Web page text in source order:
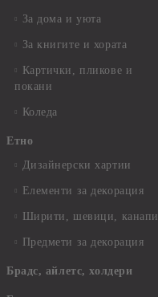
За дома и уюта
За книгите и хората
Картички, пликове и
покани
Коледа
Етно
Дизайнерски хартии
Елементи за декорация
Ширити, шевици, канапи
Предмети за декорация
Брадс, айлетс, холдери